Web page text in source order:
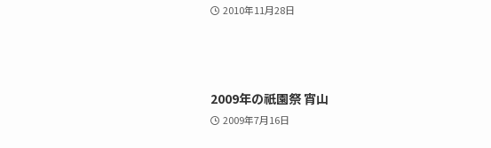
2010年11月28日
2009年の祇園祭 宵山
2009年7月16日